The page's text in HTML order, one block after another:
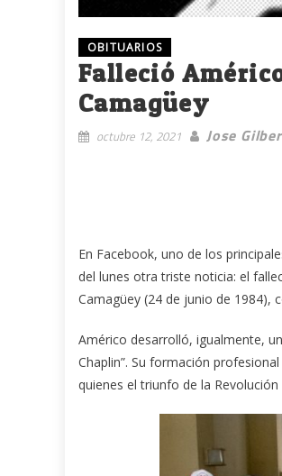
OBITUARIOS
Falleció
Camagüey
octubre 12, 2021 Jose
En Facebook, uno de los
del lunes otra triste noticia: el
Camagüey (24 de junio de 1984),
Américo desarrolló, igualmente,
Chaplin”. Su formación
quienes el triunfo de la